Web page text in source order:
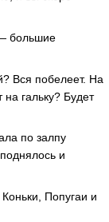
большие
Вся побелеет. На
гальку? Будет
по залпу
и
Попугаи и